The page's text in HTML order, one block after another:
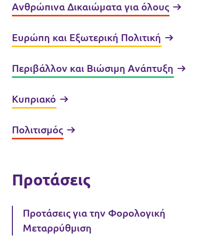
Ανθρώπινα Δικαιώματα για όλους
Ευρώπη και Εξωτερική Πολιτική
Περιβάλλον και Βιώσιμη Ανάπτυξη
Κυπριακό
Πολιτισμός
Προτάσεις
Προτάσεις για την Φορολογική
Μεταρρύθμιση